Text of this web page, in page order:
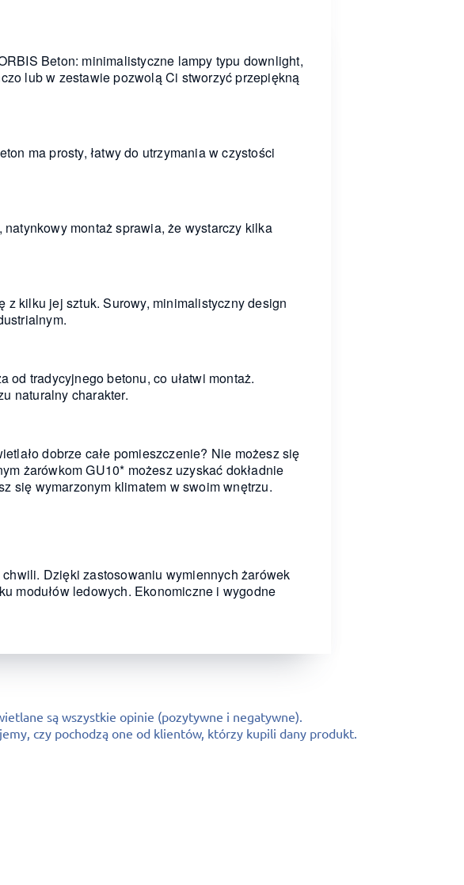
Beton: minimalistyczne lampy typu downlight,
lub w zestawie pozwolą Ci stworzyć przepiękną
ma prosty, łatwy do utrzymania w czystości
montaż sprawia, że wystarczy kilka
kilku jej sztuk. Surowy, minimalistyczny design
tradycyjnego betonu, co ułatwi montaż.
naturalny charakter.
dobrze całe pomieszczenie? Nie możesz się
żarówkom GU10* możesz uzyskać dokładnie
się wymarzonym klimatem w swoim wnętrzu.
Dzięki zastosowaniu wymiennych żarówek
modułów ledowych. Ekonomiczne i wygodne
są wszystkie opinie (pozytywne i negatywne).
czy pochodzą one od klientów, którzy kupili dany produkt.